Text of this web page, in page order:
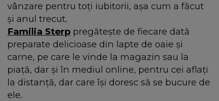
vânzare pentru toți iubitorii, așa cum a făcut
și anul trecut.
Familia Sterp pregătește de fiecare dată
preparate delicioase din lapte de oaie și
carne, pe care le vinde la magazin sau la
piață, dar și în mediul online, pentru cei aflați
la distanță, dar care își doresc să se bucure de
ele.